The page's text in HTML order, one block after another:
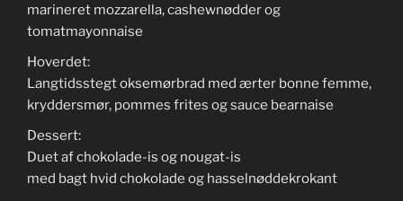
marineret mozzarella, cashewnødder og
tomatmayonnaise
Hoverdet:
Langtidsstegt oksemørbrad med ærter bonne femme,
kryddersmør, pommes frites og sauce bearnaise
Dessert:
Duet af chokolade-is og nougat-is
med bagt hvid chokolade og hasselnøddekrokant